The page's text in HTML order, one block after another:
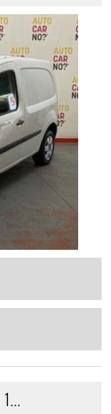
1.5 BLUEHDI 130 S&S ALLURE PACK EAT8